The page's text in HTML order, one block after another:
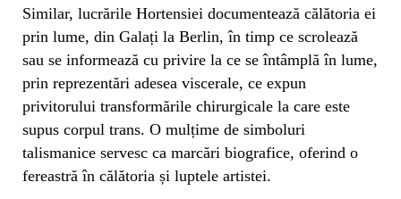
Similar, lucrările Hortensiei documentează călătoria ei
prin lume, din Galați la Berlin, în timp ce scrolează
sau se informează cu privire la ce se întâmplă în lume,
prin reprezentări adesea viscerale, ce expun
privitorului transformările chirurgicale la care este
supus corpul trans. O mulțime de simboluri
talismanice servesc ca marcări biografice, oferind o
fereastră în călătoria și luptele artistei.